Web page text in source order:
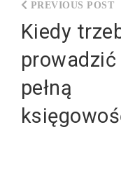
wpisu
Kiedy
prowadzić
pełną